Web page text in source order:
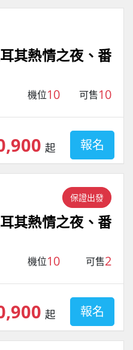
其熱情之夜、番
機位10 可售10
起 報名
保證出發
其熱情之夜、番
機位10 可售2
起 報名